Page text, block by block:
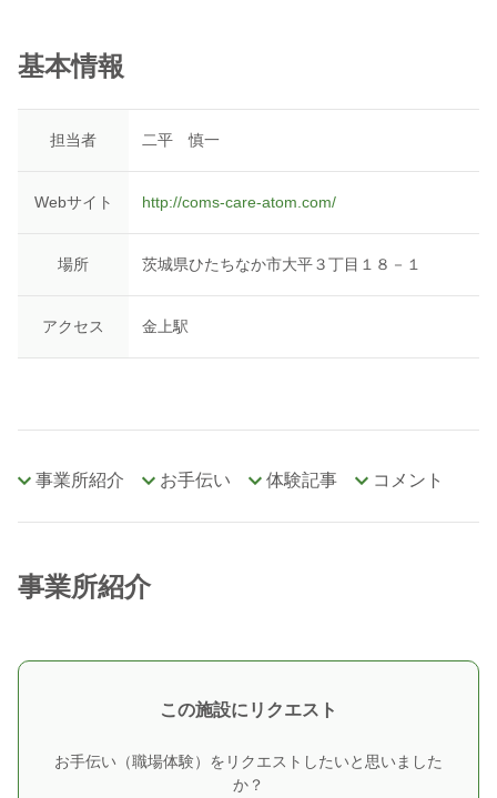
基本情報
担当者 二平 慎一
Webサイト http://coms-care-atom.com/
場所 茨城県ひたちなか市大平３丁目１８－１
アクセス 金上駅
事業所紹介 お手伝い 体験記事 コメント
事業所紹介
この施設にリクエスト
お手伝い（職場体験）をリクエストしたいと思いました
か？